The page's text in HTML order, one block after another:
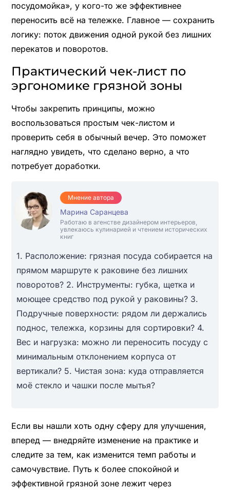
посудомойка», у кого-то же эффективнее
переносить всё на тележке. Главное — сохранить
логику: поток движения одной рукой без лишних
перекатов и поворотов.
Практический чек-лист по
эргономике грязной зоны
Чтобы закрепить принципы, можно
воспользоваться простым чек-листом и
проверить себя в обычный вечер. Это поможет
наглядно увидеть, что сделано верно, а что
потребует доработки.
Мнение автора
Марина Саранцева
Работаю в агенстве дизайнером интерьеров,
увлекаюсь кулинарией и чтением исторических
книг
1. Расположение: грязная посуда собирается на
прямом маршруте к раковине без лишних
поворотов? 2. Инструменты: губка, щетка и
моющее средство под рукой у раковины? 3.
Подручные поверхности: рядом ли держались
поднос, тележка, корзины для сортировки? 4.
Вес и нагрузка: можно ли переносить посуду с
минимальным отклонением корпуса от
вертикали? 5. Чистая зона: куда отправляется
моё стекло и чашки после мытья?
Если вы нашли хоть одну сферу для улучшения,
вперед — внедряйте изменение на практике и
следите за тем, как изменится темп работы и
самочувствие. Путь к более спокойной и
эффективной грязной зоне лежит через